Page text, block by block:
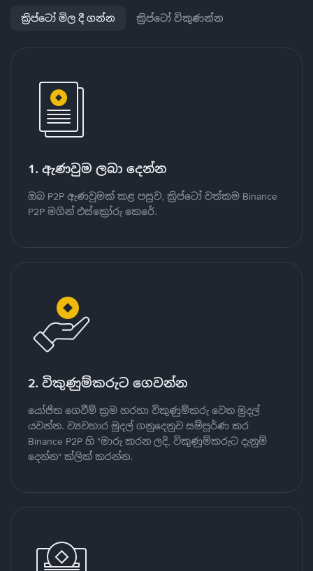
ක්‍රිප්ටෝ මිල දී ගන්න ක්‍රිප්ටෝ විකුණන්න
1. ඇණවුම ලබා දෙන්න
ඔබ P2P ඇණවුමක් කළ පසුව, ක්‍රිප්ටෝ වත්කම Binance
P2P මගින් එස්ක්‍රෝරු කෙරේ.
2. විකුණුම්කරුට ගෙවන්න
යෝජිත ගෙවීම් ක්‍රම හරහා විකුණුම්කරු වෙත මුදල්
යවන්න. ව්‍යවහාර මුදල් ගනුදෙනුව සම්පූර්ණ කර
Binance P2P හි "මාරු කරන ලදි, විකුණුම්කරුට දැනුම්
දෙන්න" ක්ලික් කරන්න.